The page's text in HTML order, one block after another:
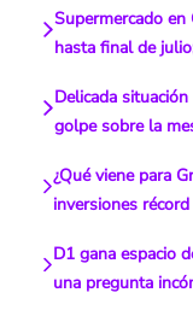
Supermercado
hasta final de
Delicada
golpe sobre la
¿Qué viene para
inversiones
D1 gana espacio
una pregunta